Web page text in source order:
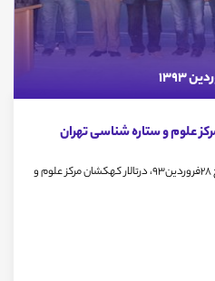
علوم و ستاره شناسی تهران
پنجمین باشگاه رویت هلال ماه در تاریخ 28فروردین93، درتالار کهکشان مرکز علوم و